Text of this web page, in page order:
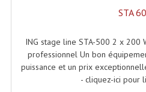
STA
ING stage line STA-500 2 x 200
professionnel Un bon
puissance et un prix
- cliquez-ici pour